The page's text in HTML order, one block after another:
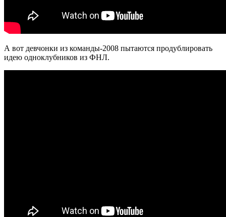
А вот девчонки из команды-2008 пытаются продублировать
идею одноклубников из ФНЛ.